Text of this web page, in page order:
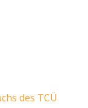
des TCÜ